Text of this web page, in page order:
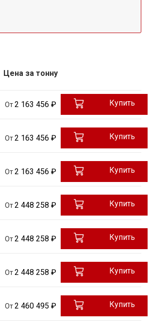
Цена за тонну
От2 163 456 ₽ Купить
От2 163 456 ₽ Купить
От2 163 456 ₽ Купить
От2 448 258 ₽ Купить
От2 448 258 ₽ Купить
От2 448 258 ₽ Купить
От2 460 495 ₽ Купить